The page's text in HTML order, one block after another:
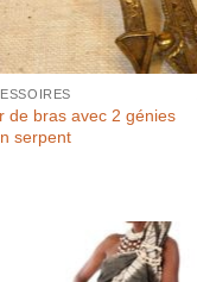
de bras avec 2 génies
serpent